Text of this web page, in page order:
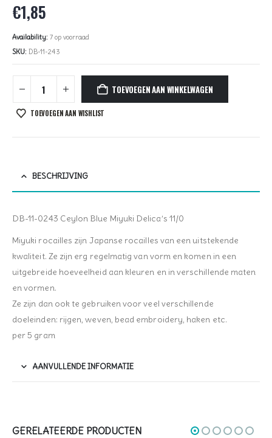
€1,85
Availability: 7 op voorraad
SKU: DB-11-243
TOEVOEGEN AAN WINKELWAGEN
TOEVOEGEN AAN WISHLIST
BESCHRIJVING
DB-11-0243 Ceylon Blue Miyuki Delica’s 11/0
Miyuki rocailles zijn Japanse rocailles van een uitstekende
kwaliteit. Ze zijn erg regelmatig van vorm en komen in een
uitgebreide hoeveelheid aan kleuren en in verschillende maten
en vormen.
Ze zijn dan ook te gebruiken voor veel verschillende
doeleinden: rijgen, weven, bead embroidery, haken etc.
per 5 gram
AANVULLENDE INFORMATIE
GERELATEERDE PRODUCTEN